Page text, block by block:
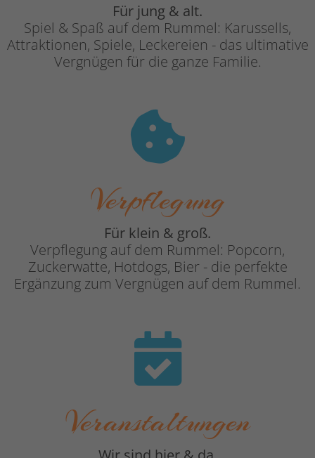
Für jung & alt.
Spiel & Spaß auf dem Rummel: Karussells,
Attraktionen, Spiele, Leckereien - das ultimative
Vergnügen für die ganze Familie.
Verpflegung
Für klein & groß.
Verpflegung auf dem Rummel: Popcorn,
Zuckerwatte, Hotdogs, Bier - die perfekte
Ergänzung zum Vergnügen auf dem Rummel.
Veranstaltungen